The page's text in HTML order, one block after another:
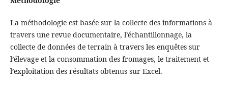
La méthodologie est basée sur la collecte des informations à
travers une revue documentaire, l’échantillonnage, la
collecte de données de terrain à travers les enquêtes sur
l’élevage et la consommation des fromages, le traitement et
l’exploitation des résultats obtenus sur Excel.